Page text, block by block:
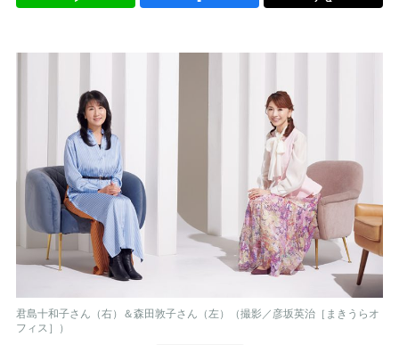
君島十和子さん（右）＆森田敦子さん（左）（撮影／彦坂英治［まきうらオ
フィス］）